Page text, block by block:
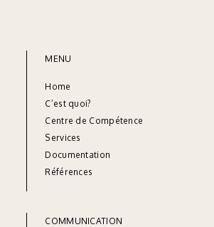
MENU
Home
C’est quoi?
Centre de Compétence
Services
Documentation
Références
COMMUNICATION